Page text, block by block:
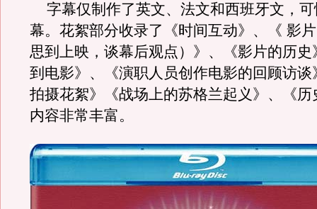
字幕仅制作了英文、法文和西班牙文，可
幕。花絮部分收录了《时间互动》、《 影
思到上映，谈幕后观点）》、《影片的历史
到电影》、《演职人员创作电影的回顾访谈
拍摄花絮》《战场上的苏格兰起义》、《历
内容非常丰富。